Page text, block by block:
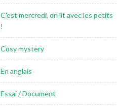
C'est mercredi, on lit avec les petits
!
Cosy mystery
En anglais
Essai / Document